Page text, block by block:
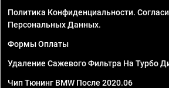
Политика Конфиденциальности.
Персональных Данных.
Формы Оплаты
Удаление Сажевого Фильтра На Турбо
Чип Тюнинг BMW После 2020.06